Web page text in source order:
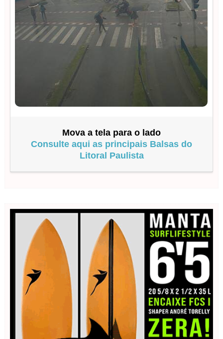
Mova a tela para o lado
Consulte aqui as principais Balsas do
Litoral Paulista